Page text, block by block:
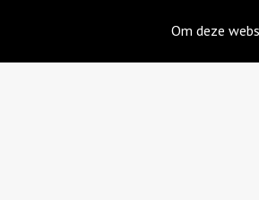
Om deze